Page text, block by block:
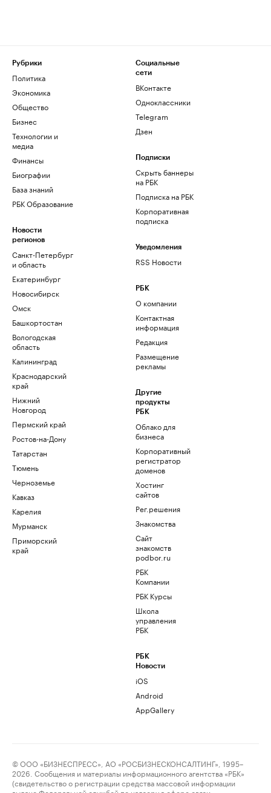
Рубрики
Политика
Экономика
Общество
Бизнес
Технологии и
медиа
Финансы
Биографии
База знаний
РБК Образование
Новости
регионов
Санкт-Петербург
и область
Екатеринбург
Новосибирск
Омск
Башкортостан
Вологодская
область
Калининград
Краснодарский
край
Нижний
Новгород
Пермский край
Ростов-на-Дону
Татарстан
Тюмень
Черноземье
Кавказ
Карелия
Мурманск
Приморский
край
Социальные
сети
ВКонтакте
Одноклассники
Telegram
Дзен
Подписки
Скрыть баннеры
на РБК
Подписка на РБК
Корпоративная
подписка
Уведомления
RSS Новости
РБК
О компании
Контактная
информация
Редакция
Размещение
рекламы
Другие
продукты
РБК
Облако для
бизнеса
Корпоративный
регистратор
доменов
Хостинг
сайтов
Рег.решения
Знакомства
Сайт
знакомств
podbor.ru
РБК
Компании
РБК Курсы
Школа
управления
РБК
РБК
Новости
iOS
Android
AppGallery
© ООО «БИЗНЕСПРЕСС», АО «РОСБИЗНЕСКОНСАЛТИНГ», 1995–
2026. Сообщения и материалы информационного агентства «РБК»
(свидетельство о регистрации средства массовой информации